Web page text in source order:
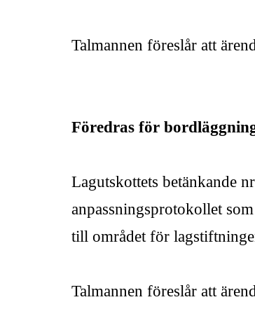
Talmannen föreslår att
Föredras för
Lagutskottets betänkande
anpassningsprotokollet
till området för
Talmannen föreslår att